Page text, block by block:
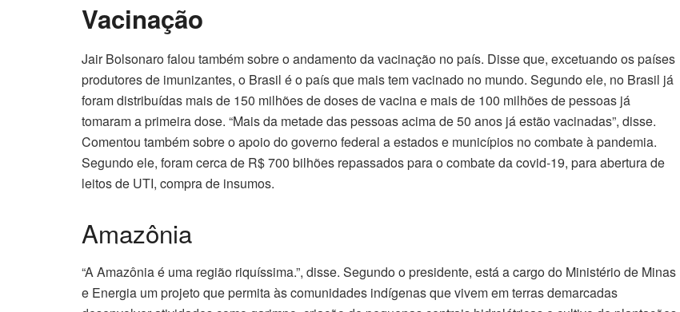
Vacinação
Jair Bolsonaro falou também sobre o andamento da vacinação no país. Disse que, excetuando os países
produtores de imunizantes, o Brasil é o país que mais tem vacinado no mundo. Segundo ele, no Brasil já
foram distribuídas mais de 150 milhões de doses de vacina e mais de 100 milhões de pessoas já
tomaram a primeira dose. “Mais da metade das pessoas acima de 50 anos já estão vacinadas”, disse.
Comentou também sobre o apoio do governo federal a estados e municípios no combate à pandemia.
Segundo ele, foram cerca de R$ 700 bilhões repassados para o combate da covid-19, para abertura de
leitos de UTI, compra de insumos.
Amazônia
“A Amazônia é uma região riquíssima.”, disse. Segundo o presidente, está a cargo do Ministério de Minas
e Energia um projeto que permita às comunidades indígenas que vivem em terras demarcadas